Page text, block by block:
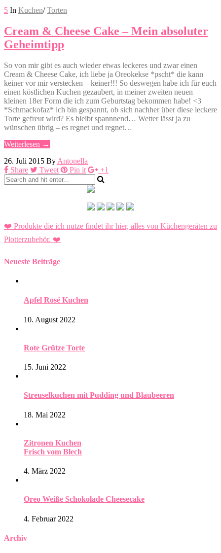
5 In Kuchen/ Torten
Cream & Cheese Cake – Mein absoluter
Geheimtipp
So von mir gibt es auch wieder etwas leckeres und zwar einen
Cream & Cheese Cake, ich liebe ja Oreokekse *pscht* die kann
keiner vor mir verstecken – keiner!!! So deswegen habe ich für euch
einen köstlichen Kuchen gezaubert, in meiner zweiten neuen
kleinen 18er Form die ich zum Geburtstag bekommen habe! <3
*Schmackofaz* ich bin gespannt, ob sich nachher über diese leckere
Torte gefreut wird? Es bleibt spannnend… Wetter lässt ja zu
wünschen übrig – es regnet und regnet…
Weiterlesen →
26. Juli 2015 By Antonella
Share
Tweet Pin it +1
❤️ Produkte die ich nutze findet ihr hier, alles von Küchengeräten zu
Plotterzubehör. ❤️
Neueste Beiträge
Apfel Rosé Kuchen
10. August 2022
Rote Grütze Torte
15. Juni 2022
Streuselkuchen mit Pudding und Blaubeeren
18. Mai 2022
Zitronen Kuchen
Frisch vom Blech
4. März 2022
Oreo Weiße Schokolade Cheesecake
4. Februar 2022
Archiv